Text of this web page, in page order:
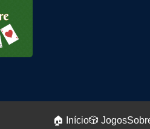
🏠 Início🎲 Jogos